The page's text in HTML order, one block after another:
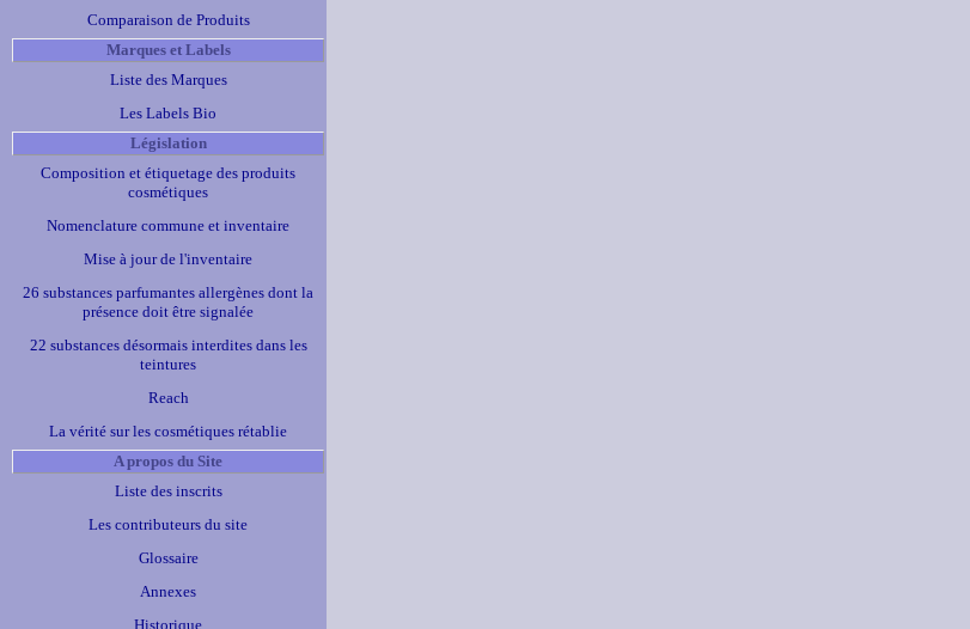
Comparaison de Produits
Marques et Labels
Liste des Marques
Les Labels Bio
Législation
Composition et étiquetage des produits
cosmétiques
Nomenclature commune et inventaire
Mise à jour de l'inventaire
26 substances parfumantes allergènes dont la
présence doit être signalée
22 substances désormais interdites dans les
teintures
Reach
La vérité sur les cosmétiques rétablie
A propos du Site
Liste des inscrits
Les contributeurs du site
Glossaire
Annexes
Historique